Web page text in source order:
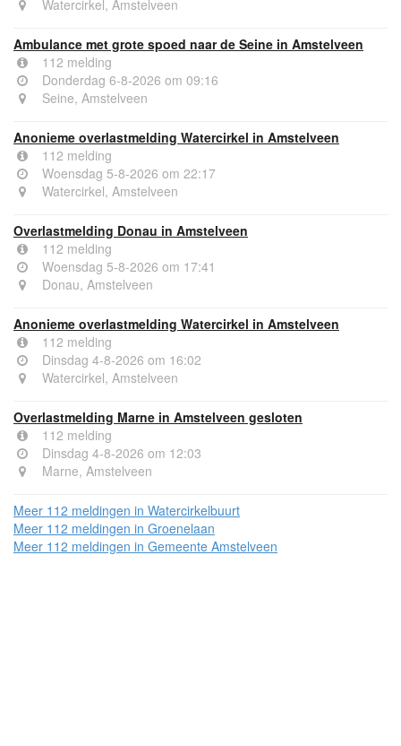
Watercirkel, Amstelveen
Ambulance met grote spoed naar de Seine in Amstelveen
112 melding
Donderdag 6-8-2026 om 09:16
Seine, Amstelveen
Anonieme overlastmelding Watercirkel in Amstelveen
112 melding
Woensdag 5-8-2026 om 22:17
Watercirkel, Amstelveen
Overlastmelding Donau in Amstelveen
112 melding
Woensdag 5-8-2026 om 17:41
Donau, Amstelveen
Anonieme overlastmelding Watercirkel in Amstelveen
112 melding
Dinsdag 4-8-2026 om 16:02
Watercirkel, Amstelveen
Overlastmelding Marne in Amstelveen gesloten
112 melding
Dinsdag 4-8-2026 om 12:03
Marne, Amstelveen
Meer 112 meldingen in Watercirkelbuurt
Meer 112 meldingen in Groenelaan
Meer 112 meldingen in Gemeente Amstelveen